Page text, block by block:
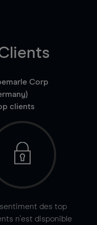
Corp
clients
sentiment des top
n'est disponible